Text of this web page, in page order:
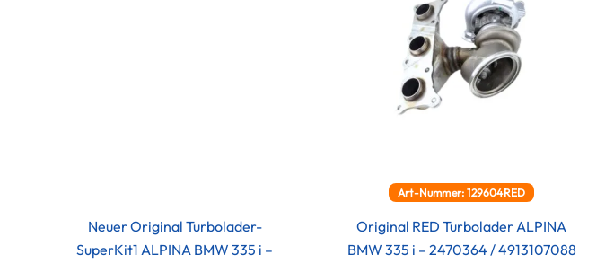
Neuer Original Turbolader-
SuperKit1 ALPINA BMW 335 i –
Art-Nummer: 129604RED
Original RED Turbolader ALPINA
BMW 335 i – 2470364 / 4913107088